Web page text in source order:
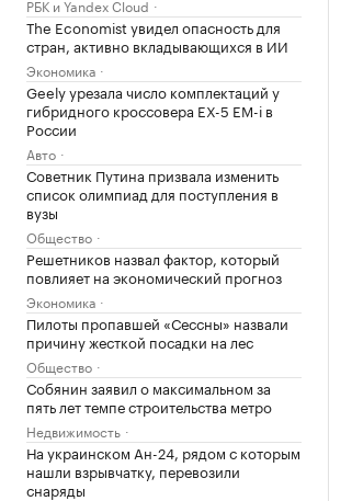
РБК и Yandex Cloud
The Economist увидел опасность для
стран, активно вкладывающихся в ИИ
Экономика
Geely урезала число комплектаций у
гибридного кроссовера EX-5 EM-i в
России
Авто
Советник Путина призвала изменить
список олимпиад для поступления в
вузы
Общество
Решетников назвал фактор, который
повлияет на экономический прогноз
Экономика
Пилоты пропавшей «Сессны» назвали
причину жесткой посадки на лес
Общество
Собянин заявил о максимальном за
пять лет темпе строительства метро
Недвижимость
На украинском Ан-24, рядом с которым
нашли взрывчатку, перевозили
снаряды